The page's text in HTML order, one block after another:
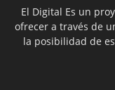
El Digital Es un
ofrecer a través de
la posibilidad de